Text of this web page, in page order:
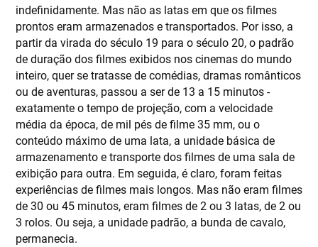
indefinidamente. Mas não as latas em que os filmes
prontos eram armazenados e transportados. Por isso, a
partir da virada do século 19 para o século 20, o padrão
de duração dos filmes exibidos nos cinemas do mundo
inteiro, quer se tratasse de comédias, dramas românticos
ou de aventuras, passou a ser de 13 a 15 minutos -
exatamente o tempo de projeção, com a velocidade
média da época, de mil pés de filme 35 mm, ou o
conteúdo máximo de uma lata, a unidade básica de
armazenamento e transporte dos filmes de uma sala de
exibição para outra. Em seguida, é claro, foram feitas
experiências de filmes mais longos. Mas não eram filmes
de 30 ou 45 minutos, eram filmes de 2 ou 3 latas, de 2 ou
3 rolos. Ou seja, a unidade padrão, a bunda de cavalo,
permanecia.